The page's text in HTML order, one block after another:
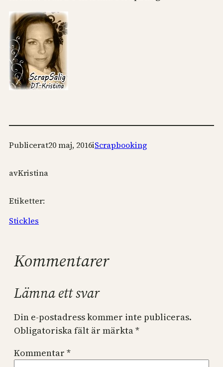
Publicerat20 maj, 2016iScrapbooking
avKristina
Etiketter:
Stickles
Kommentarer
Lämna ett svar
Din e-postadress kommer inte publiceras.
Obligatoriska fält är märkta*
Kommentar *